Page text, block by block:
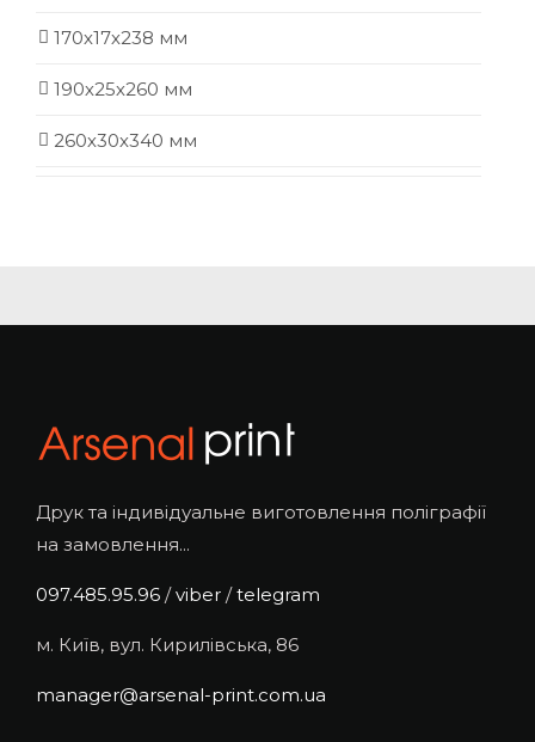
170х17х238 мм
190х25х260 мм
260х30х340 мм
Друк та індивідуальне виготовлення поліграфії
на замовлення...
097.485.95.96 /viber /telegram
м. Київ, вул. Кирилівська, 86
manager@arsenal-print.com.ua